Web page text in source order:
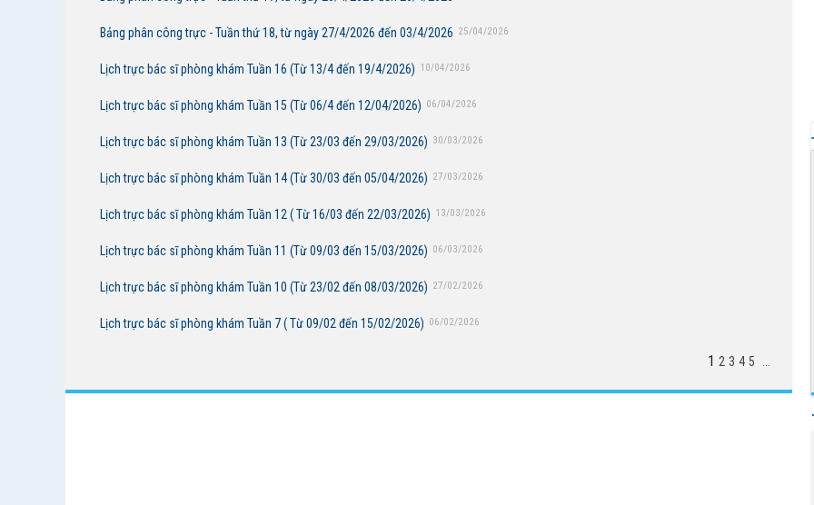
Bảng phân công trực - Tuần thứ 18, từ ngày 27/4/2026 đến 03/4/2026 25/04/2026
Lịch trực bác sĩ phòng khám Tuần 16 (Từ 13/4 đến 19/4/2026) 10/04/2026
Lịch trực bác sĩ phòng khám Tuần 15 (Từ 06/4 đến 12/04/2026) 06/04/2026
Lịch trực bác sĩ phòng khám Tuần 13 (Từ 23/03 đến 29/03/2026) 30/03/2026
Lịch trực bác sĩ phòng khám Tuần 14 (Từ 30/03 đến 05/04/2026) 27/03/2026
Lịch trực bác sĩ phòng khám Tuần 12 ( Từ 16/03 đến 22/03/2026) 13/03/2026
Lịch trực bác sĩ phòng khám Tuần 11 (Từ 09/03 đến 15/03/2026) 06/03/2026
Lịch trực bác sĩ phòng khám Tuần 10 (Từ 23/02 đến 08/03/2026) 27/02/2026
Lịch trực bác sĩ phòng khám Tuần 7 ( Từ 09/02 đến 15/02/2026) 06/02/2026
1 2 3 4 5